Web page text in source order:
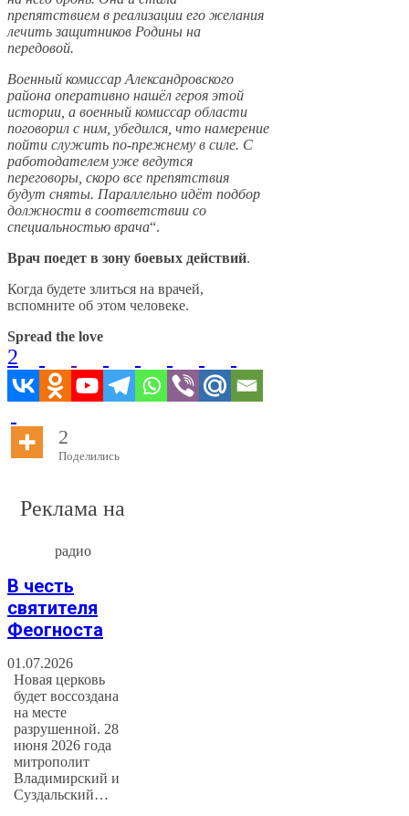
препятствием в реализации его желания
лечить защитников Родины на
передовой.
Военный комиссар Александровского
района оперативно нашёл героя этой
истории, а военный комиссар области
поговорил с ним, убедился, что намерение
пойти служить по-прежнему в силе. С
работодателем уже ведутся
переговоры, скоро все препятствия
будут сняты. Параллельно идёт подбор
должности в соответствии со
специальностью врача“.
Врач поедет в зону боевых действий.
Когда будете злиться на врачей,
вспомните об этом человеке.
Spread the love
2
2
Поделились
Реклама на
радио
В честь
святителя
Феогноста
01.07.2026
Новая церковь
будет воссоздана
на месте
разрушенной. 28
июня 2026 года
митрополит
Владимирский и
Суздальский…